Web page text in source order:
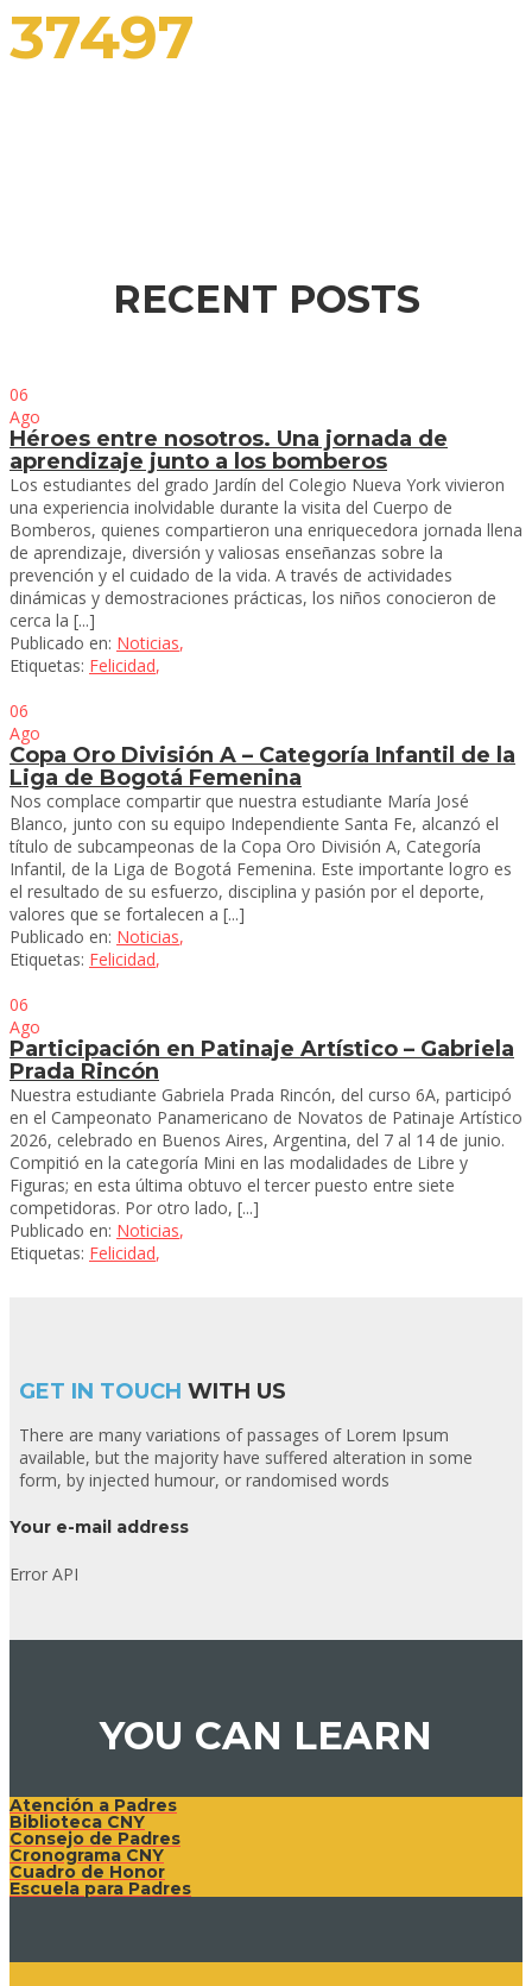
37497
RECENT POSTS
06
Ago
Héroes entre nosotros. Una jornada de
aprendizaje junto a los bomberos
Los estudiantes del grado Jardín del Colegio Nueva York vivieron
una experiencia inolvidable durante la visita del Cuerpo de
Bomberos, quienes compartieron una enriquecedora jornada llena
de aprendizaje, diversión y valiosas enseñanzas sobre la
prevención y el cuidado de la vida. A través de actividades
dinámicas y demostraciones prácticas, los niños conocieron de
cerca la [...]
Publicado en: Noticias,
Etiquetas: Felicidad,
06
Ago
Copa Oro División A – Categoría Infantil de la
Liga de Bogotá Femenina
Nos complace compartir que nuestra estudiante María José
Blanco, junto con su equipo Independiente Santa Fe, alcanzó el
título de subcampeonas de la Copa Oro División A, Categoría
Infantil, de la Liga de Bogotá Femenina. Este importante logro es
el resultado de su esfuerzo, disciplina y pasión por el deporte,
valores que se fortalecen a [...]
Publicado en: Noticias,
Etiquetas: Felicidad,
06
Ago
Participación en Patinaje Artístico – Gabriela
Prada Rincón
Nuestra estudiante Gabriela Prada Rincón, del curso 6A, participó
en el Campeonato Panamericano de Novatos de Patinaje Artístico
2026, celebrado en Buenos Aires, Argentina, del 7 al 14 de junio.
Compitió en la categoría Mini en las modalidades de Libre y
Figuras; en esta última obtuvo el tercer puesto entre siete
competidoras. Por otro lado, [...]
Publicado en: Noticias,
Etiquetas: Felicidad,
GET IN TOUCH WITH US
There are many variations of passages of Lorem Ipsum
available, but the majority have suffered alteration in some
form, by injected humour, or randomised words
Your e-mail address
Error API
YOU CAN LEARN
Atención a Padres
Biblioteca CNY
Consejo de Padres
Cronograma CNY
Cuadro de Honor
Escuela para Padres